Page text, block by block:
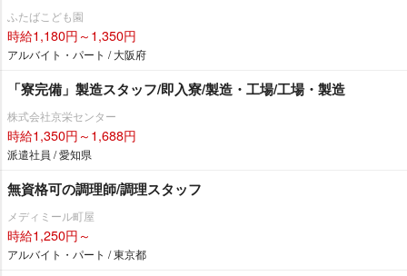
ふたばこども園
時給1,180円～1,350円
アルバイト・パート / 大阪府
「寮完備」製造スタッフ/即入寮/製造・工場/工場・製造
株式会社京栄センター
時給1,350円～1,688円
派遣社員 / 愛知県
無資格可の調理師/調理スタッフ
メディミール町屋
時給1,250円～
アルバイト・パート / 東京都